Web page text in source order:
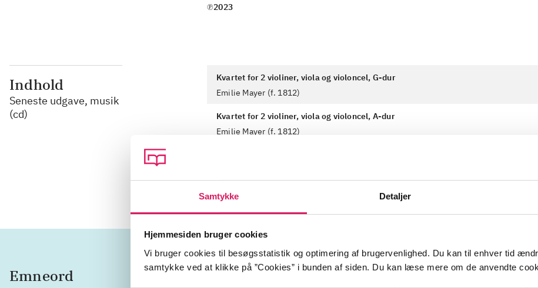
Samtykke Detaljer
Hjemmesiden bruger cookies
Vi bruger cookies til besøgsstatistik og optimering af brugervenlighed. Du kan til enhver tid
samtykke ved at klikke på ”Cookies” i bunden af siden. Du kan læse mere om de anvendte
℗2023
Indhold
Seneste udgave, musik
(cd)
Kvartet for 2 violiner, viola og violoncel, G-dur
Emilie Mayer (f. 1812)
Kvartet for 2 violiner, viola og violoncel, A-dur
Emilie Mayer (f. 1812)
Emneord instrumental strygekvartet Tyskland